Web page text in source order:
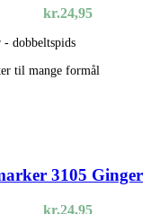
kr.24,95
- dobbeltspids
til mange formål
3105 Ginger
kr.24,95